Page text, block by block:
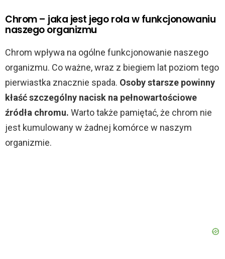
Chrom – jaka jest jego rola w funkcjonowaniu
naszego organizmu
Chrom wpływa na ogólne funkcjonowanie naszego
organizmu. Co ważne, wraz z biegiem lat poziom tego
pierwiastka znacznie spada. Osoby starsze powinny
kłaść szczególny nacisk na pełnowartościowe
źródła chromu. Warto także pamiętać, że chrom nie
jest kumulowany w żadnej komórce w naszym
organizmie.